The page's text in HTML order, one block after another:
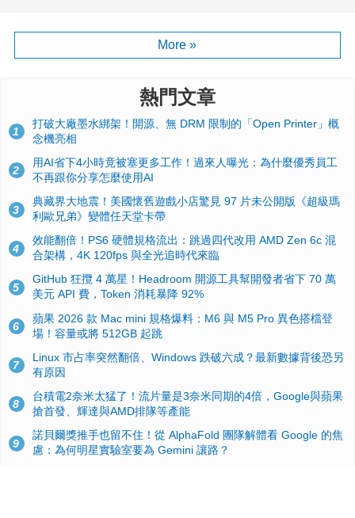
More »
熱門文章
1
打破大廠墨水綁架！開源、無 DRM 限制的「Open Printer」概
念機亮相
2
用AI省下4小時竟被塞更多工作！過來人曝光：為什麼優秀員工
不再跟你分享怎麼使用AI
3
典藏界大地震！美國懷舊遊戲小店驚見 97 片未公開版《超級瑪
利歐兄弟》變體任天堂卡帶
4
效能翻倍！PS6 硬體規格流出：跳過四代改用 AMD Zen 6c 混
合架構，4K 120fps 與全光追時代來臨
5
GitHub 狂攬 4 萬星！Headroom 開源工具幫開發者省下 70 萬
美元 API 費，Token 消耗暴降 92%
6
蘋果 2026 款 Mac mini 規格爆料：M6 與 M5 Pro 異色搭檔登
場！容量或將 512GB 起跳
7
Linux 市占率突然翻倍、Windows 跌破六成？最新數據背後恐另
有原因
8
台積電2奈米太猛了！流片量是3奈米同期的4倍，Google與蘋果
搶首發、輝達與AMD排隊等產能
9
諾貝爾獎推手也留不住！從 AlphaFold 團隊解體看 Google 的焦
慮：為何明星實驗室要為 Gemini 讓路？